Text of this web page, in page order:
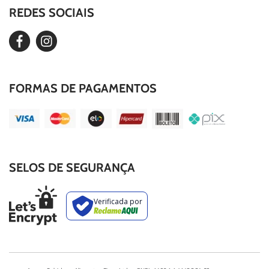
Editar Cookies
Duvidas Frequentes
REDES SOCIAIS
FORMAS DE PAGAMENTOS
SELOS DE SEGURANÇA